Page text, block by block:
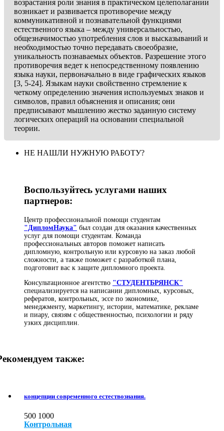
возрастания роли знания в практическом целеполагании
возникает и развивается противоречие между
коммуникативной и познавательной функциями
естественного языка – между универсальностью,
общезначимостью употребления слов и высказываний и
необходимостью точно передавать своеобразие,
уникальность познаваемых объектов. Разрешение этого
противоречия ведет к непосредственному появлению
языка науки, первоначально в виде графических языков
[3, 5-24]. Языкам науки свойственно стремление к
четкому определению значения используемых знаков и
символов, правил объяснения и описания; они
предписывают мышлению жестко заданную систему
логических операций на основании специальной
теории.
НЕ НАШЛИ НУЖНУЮ РАБОТУ?
Воспользуйтесь услугами наших
партнеров:
Центр профессиональной помощи студентам
"ДипломНаука" был создан для оказания качественных
услуг для помощи студентам. Команда
профессиональных авторов поможет написать
дипломную, контрольную или курсовую на заказ любой
сложности, а также поможет с разработкой плана,
подготовит вас к защите дипломного проекта.
Консультационное агентство "СТУДЕНТБРЯНСК"
специализируется на написании дипломных, курсовых,
рефератов, контрольных, эссе по экономике,
менеджменту, маркетингу, истории, математике, рекламе
и пиару, связям с общественностью, психологии и ряду
узких дисциплин.
также:
концепции современного естествознания.
500 1000
Контрольная